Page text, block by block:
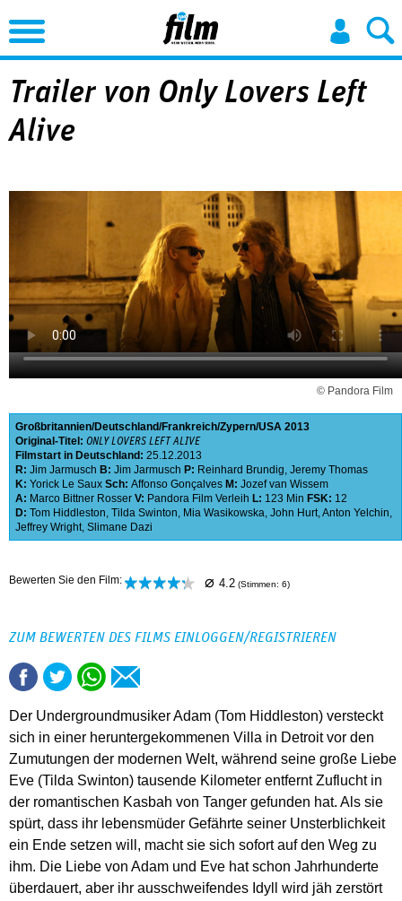
Jump to Navigation
Trailer von Only Lovers Left
Alive
© Pandora Film
Großbritannien Deutschland Frankreich Zypern USA 2013
Original-Titel: ONLY LOVERS LEFT ALIVE
Filmstart in Deutschland: 25.12.2013
R: Jim Jarmusch B: Jim Jarmusch P: Reinhard Brundig, Jeremy Thomas
K: Yorick Le Saux Sch: Affonso Gonçalves M: Jozef van Wissem
A: Marco Bittner Rosser V: Pandora Film Verleih L: 123 Min FSK: 12
D: Tom Hiddleston, Tilda Swinton, Mia Wasikowska, John Hurt,Anton Yelchin,
Jeffrey Wright, Slimane Dazi
Bewerten Sie den Film: ⌀ 4.2 (Stimmen: 6)
ZUM BEWERTEN DES FILMS EINLOGGEN/REGISTRIEREN
Der Undergroundmusiker Adam (Tom Hiddleston) versteckt
sich in einer heruntergekommenen Villa in Detroit vor den
Zumutungen der modernen Welt, während seine große Liebe
Eve (Tilda Swinton) tausende Kilometer entfernt Zuflucht in
der romantischen Kasbah von Tanger gefunden hat. Als sie
spürt, dass ihr lebensmüder Gefährte seiner Unsterblichkeit
ein Ende setzen will, macht sie sich sofort auf den Weg zu
ihm. Die Liebe von Adam und Eve hat schon Jahrhunderte
überdauert, aber ihr ausschweifendes Idyll wird jäh zerstört